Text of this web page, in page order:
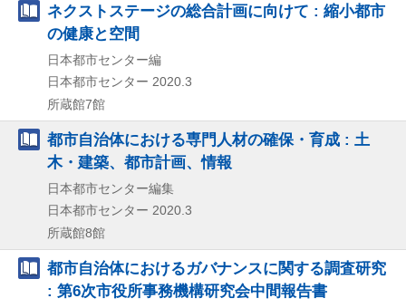
ネクストステージの総合計画に向けて : 縮小都市
の健康と空間
日本都市センター編
日本都市センター 2020.3
所蔵館7館
都市自治体における専門人材の確保・育成 : 土
木・建築、都市計画、情報
日本都市センター編集
日本都市センター 2020.3
所蔵館8館
都市自治体におけるガバナンスに関する調査研究
: 第6次市役所事務機構研究会中間報告書